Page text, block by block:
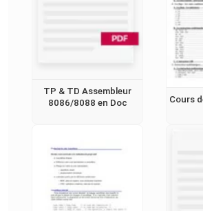
TP & TD Assembleur
8086/8088 en Doc
Cours